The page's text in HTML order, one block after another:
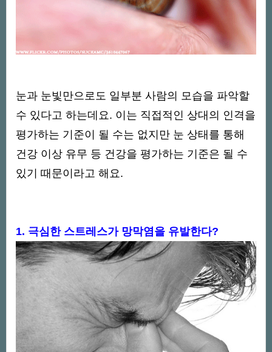
눈과 눈빛만으로도 일부분 사람의 모습을 파악할
수 있다고 하는데요. 이는 직접적인 상대의 인격을
평가하는 기준이 될 수는 없지만 눈 상태를 통해
건강 이상 유무 등 건강을 평가하는 기준은 될 수
있기 때문이라고 해요.
1. 극심한 스트레스가 망막염을 유발한다?